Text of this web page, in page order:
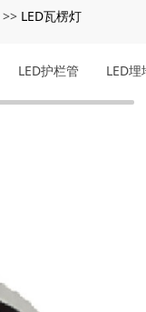
>> LED瓦楞灯
LED护栏管 LED埋